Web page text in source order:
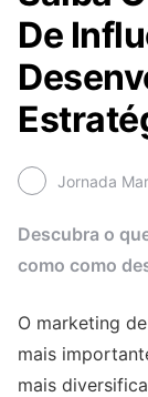
De
Jornada
Descubra o
como como
O marketing
mais
mais